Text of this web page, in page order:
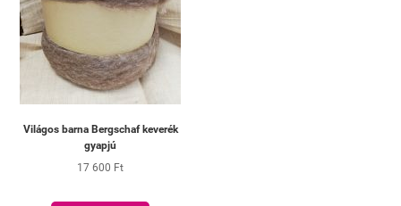
Világos barna Bergschaf keverék
gyapjú
17 600 Ft